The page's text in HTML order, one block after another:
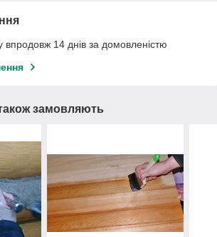
впродовж 14 днів за домовленістю
замовляють